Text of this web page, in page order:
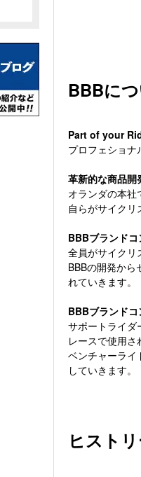
BBBに
Part of your
プロフェショナ
革新的な商品開
オランダの本社
自らがサイクリ
BBBブランドコ
全員がサイクリ
BBBの開発か
れていきます。
BBBブランドコ
サポートライダ
レースで使用
ベンチャーライ
していきます。
ヒスト